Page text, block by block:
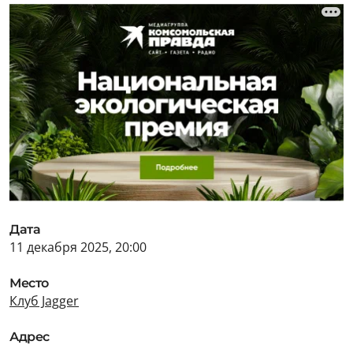
Дата
11 декабря 2025, 20:00
Место
Клуб Jagger
Адрес